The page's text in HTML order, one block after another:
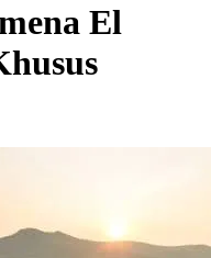
El